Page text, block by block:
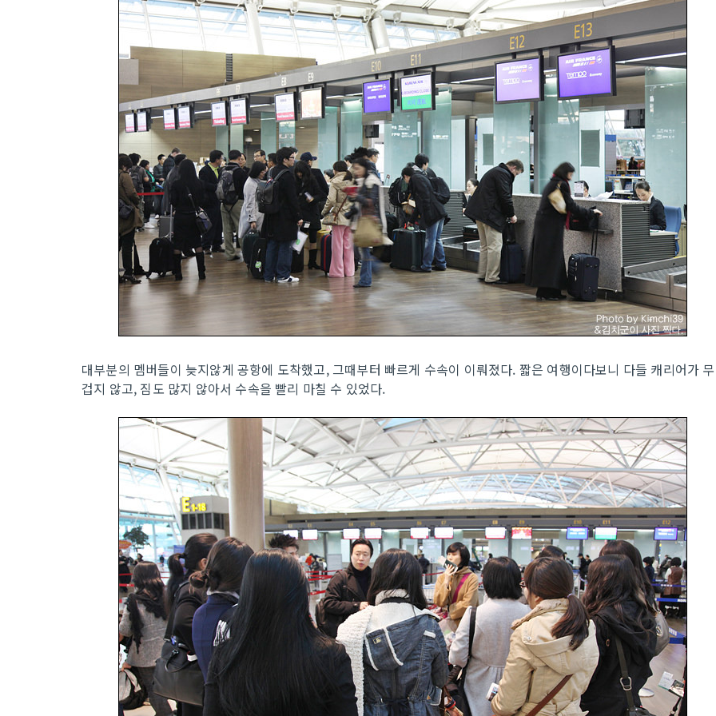
대부분의 멤버들이 늦지않게 공항에 도착했고, 그때부터 빠르게 수속이 이뤄졌다. 짧은 여행이다보니 다들 캐리어가 무
겁지 않고, 짐도 많지 않아서 수속을 빨리 마칠 수 있었다.